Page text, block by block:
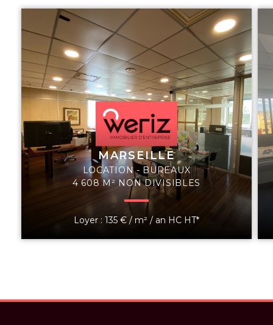
MARSEILLE
LOCATION - BUREAUX
4 608 M² NON DIVISIBLES
Loyer : 135 € / m² / an HC HT*